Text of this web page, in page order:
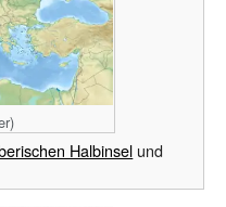
Halbinsel und